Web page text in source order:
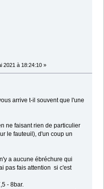
2021 à 18:24:10 »
arrive t-il souvent que l'une
ne faisant rien de particulier
le fauteuil), d'un coup un
a aucune ébréchure qui
pas fais attention si c'est
- 8bar.